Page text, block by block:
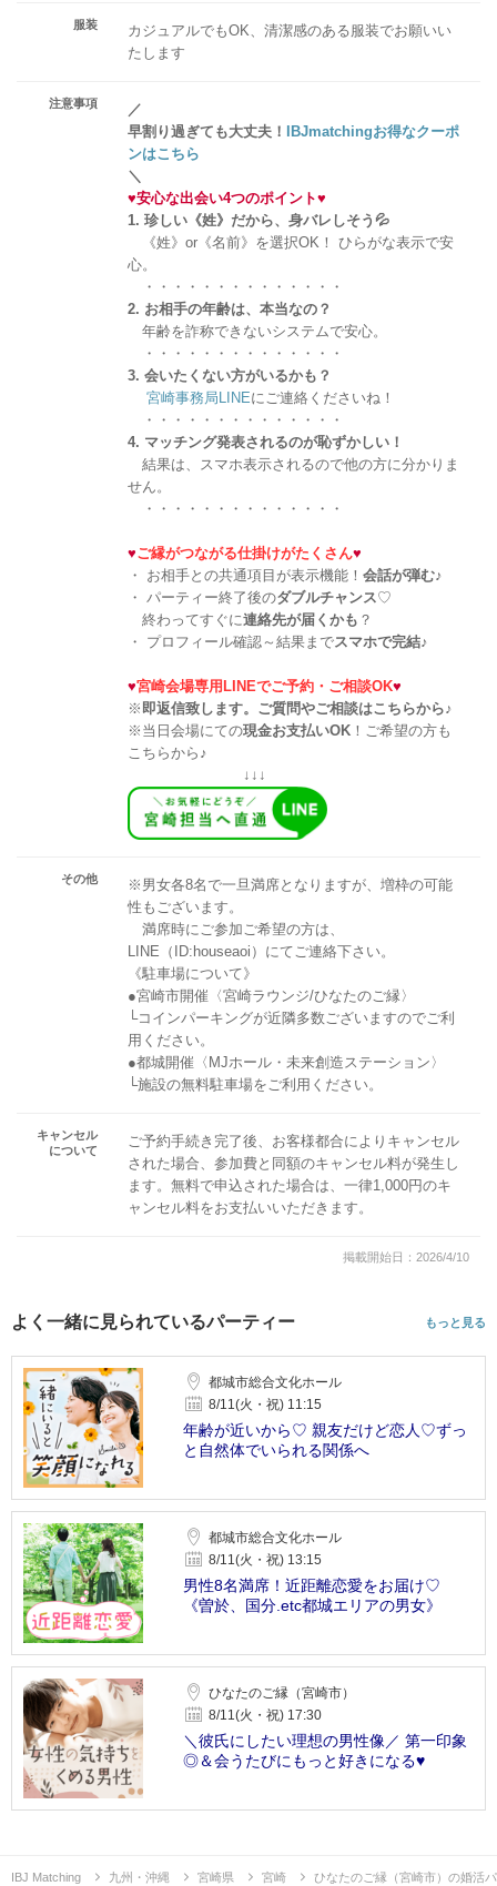
服装
カジュアルでもOK、清潔感のある服装でお願いい
たします
注意事項
／
早割り過ぎても大丈夫！ IBJmatchingお得なクーポ
ンはこちら
＼
♥安心な出会い4つのポイント♥
1. 珍しい《姓》だから、身バレしそう💦
《姓》or《名前》を選択OK！ ひらがな表示で安
心。
・・・・・・・・・・・・・・
2. お相手の年齢は、本当なの？
年齢を詐称できないシステムで安心。
・・・・・・・・・・・・・・
3. 会いたくない方がいるかも？
宮崎事務局LINEにご連絡くださいね！
・・・・・・・・・・・・・・
4. マッチング発表されるのが恥ずかしい！
結果は、スマホ表示されるので他の方に分かりま
せん。
・・・・・・・・・・・・・・
♥ご縁がつながる仕掛けがたくさん♥
・ お相手との共通項目が表示機能！ 会話が弾む♪
・ パーティー終了後のダブルチャンス♡
終わってすぐに連絡先が届くかも ？
・ プロフィール確認～結果までスマホで完結♪
♥宮崎会場専用LINEでご予約・ご相談OK♥
※ 即返信致します。ご質問やご相談はこちらから♪
※当日会場にての現金お支払いOK ！ご希望の方も
こちらから♪
↓↓↓
その他
※男女各8名で一旦満席となりますが、増枠の可能
性もございます。
満席時にご参加ご希望の方は、
LINE（ID:houseaoi）にてご連絡下さい。
《駐車場について》
●宮崎市開催〈宮崎ラウンジ/ひなたのご縁〉
└コインパーキングが近隣多数ございますのでご利
用ください。
●都城開催〈MJホール・未来創造ステーション〉
└施設の無料駐車場をご利用ください。
キャンセル
について
ご予約手続き完了後、お客様都合によりキャンセル
された場合、参加費と同額のキャンセル料が発生し
ます。無料で申込された場合は、一律1,000円のキ
ャンセル料をお支払いいただきます。
掲載開始日：2026/4/10
よく一緒に見られているパーティー もっと見る
都城市総合文化ホール
8/11(火・祝) 11:15
年齢が近いから♡ 親友だけど恋人♡ずっ
と自然体でいられる関係へ
都城市総合文化ホール
8/11(火・祝) 13:15
男性8名満席！近距離恋愛をお届け♡
《曽於、国分.etc都城エリアの男女》
ひなたのご縁（宮崎市）
8/11(火・祝) 17:30
＼彼氏にしたい理想の男性像／ 第一印象
◎＆会うたびにもっと好きになる♥
IBJ Matching 九州・沖縄 宮崎県 宮崎 ひなたのご縁（宮崎市）の婚活